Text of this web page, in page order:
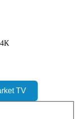
TV